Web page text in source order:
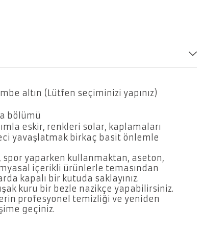
altın (Lütfen seçiminizi yapınız)
bölümü
eskir, renkleri solar, kaplamaları
yavaşlatmak birkaç basit önlemle
spor yaparken kullanmaktan, aseton,
içerikli ürünlerle temasından
kapalı bir kutuda saklayınız.
kuru bir bezle nazikçe yapabilirsiniz.
profesyonel temizliği ve yeniden
geçiniz.